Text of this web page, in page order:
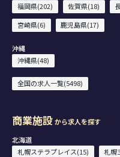
福岡県(202)
佐賀県(18)
宮崎県(6)
鹿児島県(17)
沖縄
沖縄県(48)
全国の求人一覧(5498)
商業施設から求人を探す
北海道
札幌ステラプレイス(15)
札幌